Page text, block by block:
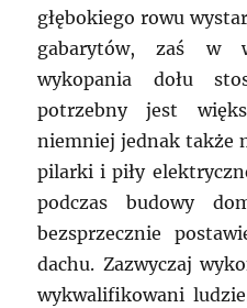
głębokiego rowu
gabarytów, zaś w
wykopania dołu
potrzebny jest
niemniej jednak także
pilarki i piły
podczas budowy
bezsprzecznie
dachu. Zazwyczaj
wykwalifikowani